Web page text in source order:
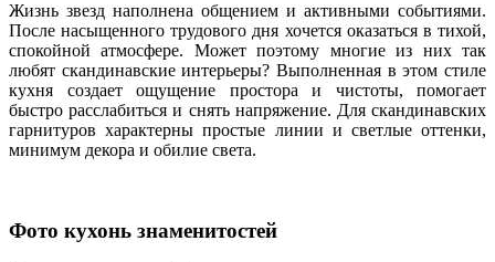
Жизнь звезд наполнена общением и активными событиями.
После насыщенного трудового дня хочется оказаться в тихой,
спокойной атмосфере. Может поэтому многие из них так
любят скандинавские интерьеры? Выполненная в этом стиле
кухня создает ощущение простора и чистоты, помогает
быстро расслабиться и снять напряжение. Для скандинавских
гарнитуров характерны простые линии и светлые оттенки,
минимум декора и обилие света.
Фото кухонь знаменитостей